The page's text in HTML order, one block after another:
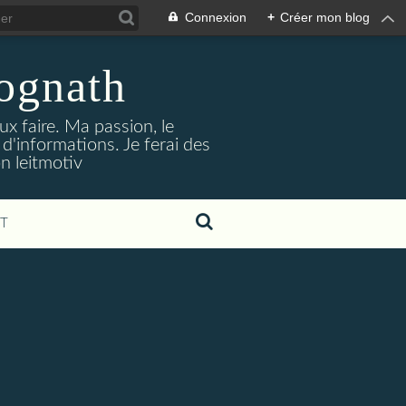
Connexion + Créer mon blog
faire. Ma passion, le
Je ferai des
leitmotiv